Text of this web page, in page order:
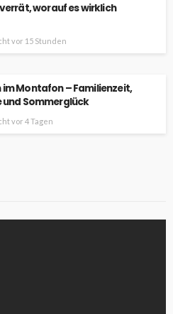
worauf es wirklich
vor 15 Stunden
Montafon – Familienzeit,
und Sommerglück
vor 4 Tagen